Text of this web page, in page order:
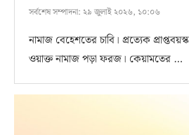
সর্বশেষ সম্পাদনা: ২৯ জুলাই ২০২৬, ১০:০৬
নামাজ বেহেশতের চাবি। প্রত্যেক
ওয়াক্ত নামাজ পড়া ফরজ। কেয়ামতের …